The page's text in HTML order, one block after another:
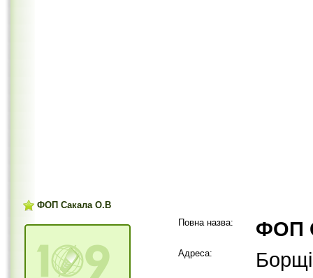
ФОП Сакала О.В
Повна назва:
ФОП
Адреса: